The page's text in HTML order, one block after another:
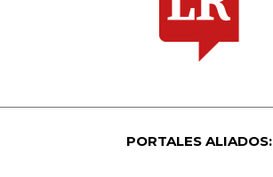
PORTALES ALIADOS: